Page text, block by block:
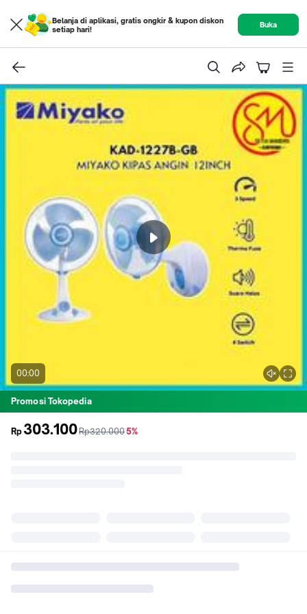
Belanja di aplikasi, gratis ongkir & kupon diskon
setiap hari!
Buka
00:00
Promosi Tokopedia
Rp 303.100sebelum
Rp320.000diskon
5%